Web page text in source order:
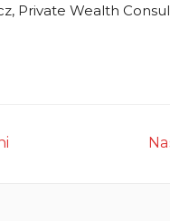
Private Wealth